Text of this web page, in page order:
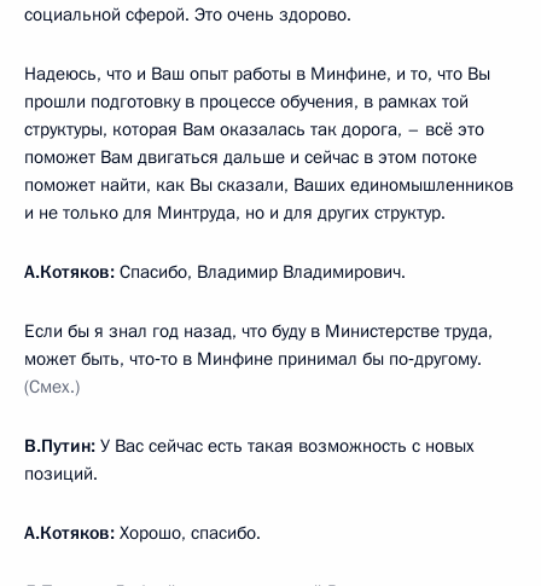
социальной сферой. Это очень здорово.
Надеюсь, что и Ваш опыт работы в Минфине, и то, что Вы
прошли подготовку в процессе обучения, в рамках той
структуры, которая Вам оказалась так дорога, – всё это
поможет Вам двигаться дальше и сейчас в этом потоке
поможет найти, как Вы сказали, Ваших единомышленников
и не только для Минтруда, но и для других структур.
А.Котяков: Спасибо, Владимир Владимирович.
Если бы я знал год назад, что буду в Министерстве труда,
может быть, что‑то в Минфине принимал бы по‑другому.
(Смех.)
В.Путин: У Вас сейчас есть такая возможность с новых
позиций.
А.Котяков: Хорошо, спасибо.